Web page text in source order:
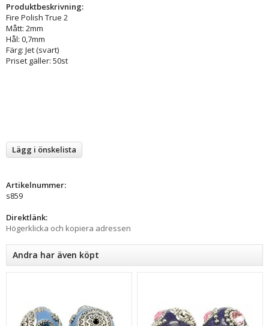
Produktbeskrivning:
Fire Polish True 2
Mått: 2mm
Hål: 0,7mm
Färg: Jet (svart)
Priset gäller: 50st
Lägg i önskelista
Artikelnummer:
s859
Direktlänk:
Högerklicka och kopiera adressen
Andra har även köpt